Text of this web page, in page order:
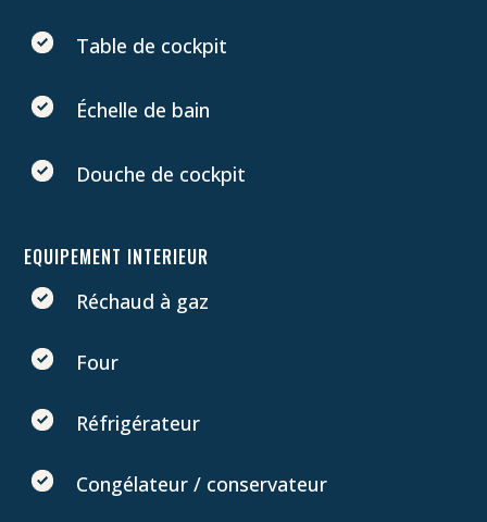
Table de cockpit
Échelle de bain
Douche de cockpit
EQUIPEMENT INTERIEUR
Réchaud à gaz
Four
Réfrigérateur
Congélateur / conservateur